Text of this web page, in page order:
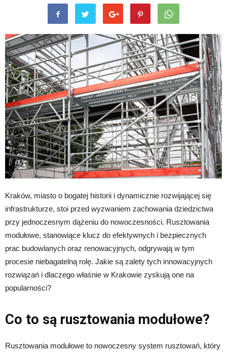
Kraków, miasto o bogatej historii i dynamicznie rozwijającej się
infrastrukturze, stoi przed wyzwaniem zachowania dziedzictwa
przy jednoczesnym dążeniu do nowoczesności. Rusztowania
modułowe, stanowiące klucz do efektywnych i bezpiecznych
prac budowlanych oraz renowacyjnych, odgrywają w tym
procesie niebagatelną rolę. Jakie są zalety tych innowacyjnych
rozwiązań i dlaczego właśnie w Krakowie zyskują one na
popularności?
Co to są rusztowania modułowe?
Rusztowania modułowe to nowoczesny system rusztowań, który